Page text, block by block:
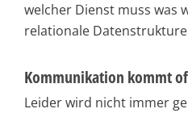
welcher Dienst muss was
relationale
Kommunikation kommt
Leider wird nicht immer